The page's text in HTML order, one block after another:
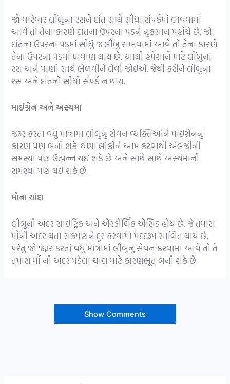
જો વારંવાર લીંબુના રસને દાંત સાથે સીધા સંપર્કમાં લાવવામાં
આવે તો તેના કારણે દાંતના ઉપરના પડને નુકસાન પહોંચે છે. જો
દાંતના ઉપરના પડમાં સીધું જ લીંબુ રાખવામાં આવે તો તેના કારણે
તેના ઉપરના પડમાં ખવાણ થાય છે. આથી હંમેશાને માટે લીંબુના
રસ અને પાણી સાથે ભેળવીને લેવો જોઈએ. જેથી કરીને લીંબુના
રસ અને દાંતનો સીધો સંપર્ક ન થાય.
માઈગ્રેન અને અસ્થમા
જરૂર કરતાં વધુ માત્રામાં લીંબુનું સેવન વ્યક્તિઓને માઈગ્રેનનું
કારણ પણ બની શકે. ઘણા લોકોને આમ કરવાથી એલર્જીની
સમસ્યા પણ ઉત્પન્ન થઇ શકે છે અને સાથે સાથે અસ્થમાની
સમસ્યા પણ થઈ શકે છે.
મોના ચાંદા
લીંબુની અંદર સાઈટ્રિક અને એસ્કોર્બિક એસિડ હોય છે. જે તમારા
મોંની અંદર થતા સંક્રમણને દૂર કરવામાં મદદરૂપ સાબિત થાય છે.
પરંતુ જો જરૂર કરતાં વધુ માત્રામાં લીંબુનું સેવન કરવામાં આવે તો તે
તમારા મોં ની અંદર પડેલા ચાંદા માટે કારણભૂત બની શકે છે.
Show Comments